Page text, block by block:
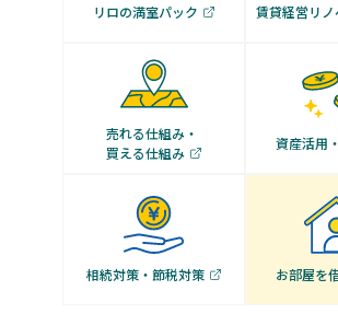
リロの満室パック 賃貸経営リ
売れる仕組み・
買える仕組み
資産活用
相続対策・節税対策 お部屋を